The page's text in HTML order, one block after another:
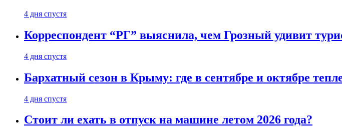
4 дня спустя
Корреспондент “РГ” выяснила, чем Грозный удивит
4 дня спустя
Бархатный сезон в Крыму: где в сентябре и октябре
4 дня спустя
Стоит ли ехать в отпуск на машине летом 2026 года?